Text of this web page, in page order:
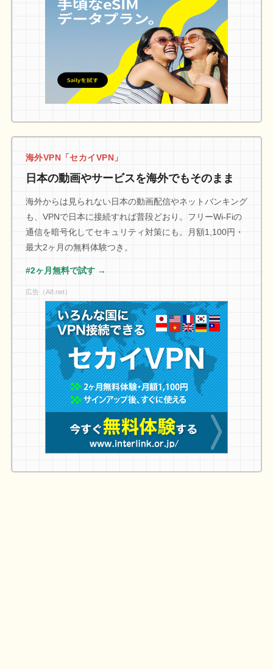
海外VPN「セカイVPN」
日本の動画やサービスを海外でもそのまま
海外からは見られない日本の動画配信やネットバンキング
も、VPNで日本に接続すれば普段どおり。フリーWi-Fiの
通信を暗号化してセキュリティ対策にも。月額1,100円・
最大2ヶ月の無料体験つき。
#2ヶ月無料で試す →
広告（A8.net）